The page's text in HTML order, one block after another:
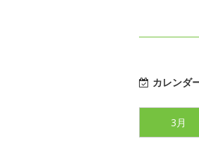
カレンダ
3月